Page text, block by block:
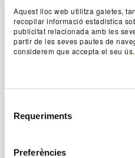
Aquest lloc web utilitza galetes,
recopilar informació estadística
publicitat relacionada amb les
partir de les seves pautes de
considerem que accepta el seu ús.
Requeriments
Preferències
Alexandre Ars, Oriol
Casademunt, Marc
Mestre, Berta Peñalver,
Roselló, Pol Roselló
Solé, Lucía Torres,
Preus
Abona’t ara al TNC! Venda